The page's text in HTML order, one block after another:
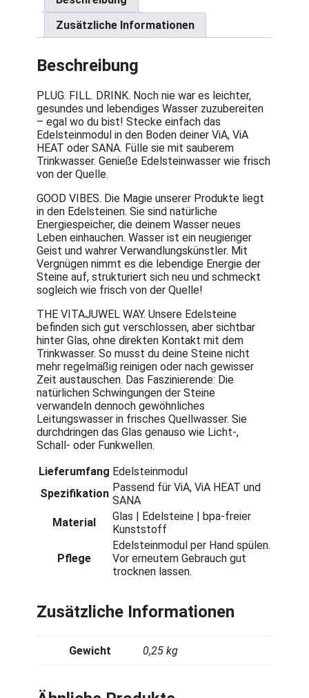
Zusätzliche Informationen
Beschreibung
PLUG. FILL. DRINK. Noch nie war es leichter,
gesundes und lebendiges Wasser zuzubereiten
– egal wo du bist! Stecke einfach das
Edelsteinmodul in den Boden deiner ViA, ViA
HEAT oder SANA. Fülle sie mit sauberem
Trinkwasser. Genieße Edelsteinwasser wie frisch
von der Quelle.
GOOD VIBES. Die Magie unserer Produkte liegt
in den Edelsteinen. Sie sind natürliche
Energiespeicher, die deinem Wasser neues
Leben einhauchen. Wasser ist ein neugieriger
Geist und wahrer Verwandlungskünstler. Mit
Vergnügen nimmt es die lebendige Energie der
Steine auf, strukturiert sich neu und schmeckt
sogleich wie frisch von der Quelle!
THE VITAJUWEL WAY. Unsere Edelsteine
befinden sich gut verschlossen, aber sichtbar
hinter Glas, ohne direkten Kontakt mit dem
Trinkwasser. So musst du deine Steine nicht
mehr regelmäßig reinigen oder nach gewisser
Zeit austauschen. Das Faszinierende: Die
natürlichen Schwingungen der Steine
verwandeln dennoch gewöhnliches
Leitungswasser in frisches Quellwasser. Sie
durchdringen das Glas genauso wie Licht-,
Schall- oder Funkwellen.
Lieferumfang Edelsteinmodul
Spezifikation Passend für ViA, ViA HEAT und
SANA
Material
Glas | Edelsteine | bpa-freier
Kunststoff
Pflege
Edelsteinmodul per Hand spülen.
Vor erneutem Gebrauch gut
trocknen lassen.
Zusätzliche Informationen
Gewicht 0,25 kg